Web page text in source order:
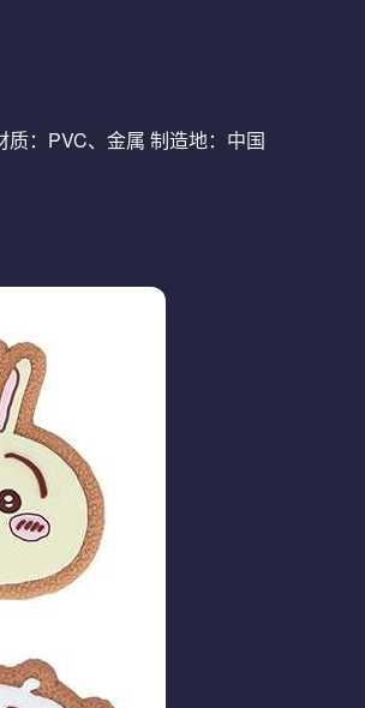
：PVC、金属 制造地：中国